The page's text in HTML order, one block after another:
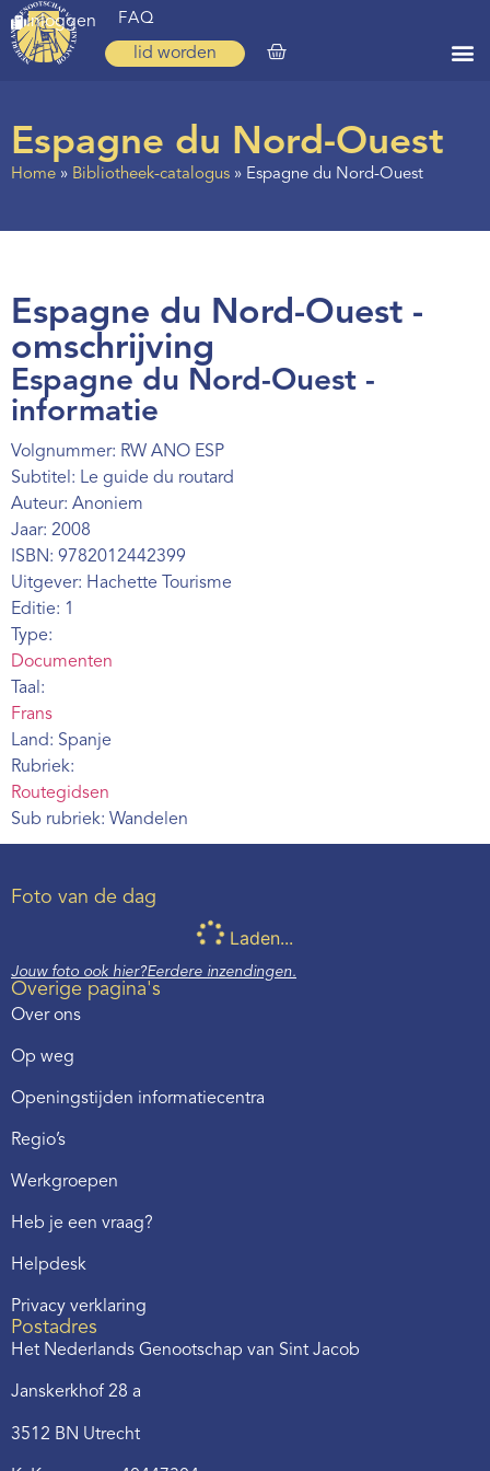
inloggen FAQ
lid worden
Zoeken
Ervaringen
Regio’s
Nieuws
Agenda
Webshop
Contact
Espagne du Nord-Ouest
Home » Bibliotheek-catalogus » Espagne du Nord-Ouest
Espagne du Nord-Ouest -
omschrijving
Espagne du Nord-Ouest -
informatie
Volgnummer: RW ANO ESP
Subtitel: Le guide du routard
Auteur: Anoniem
Jaar: 2008
ISBN: 9782012442399
Uitgever: Hachette Tourisme
Editie: 1
Type:
Documenten
Taal:
Frans
Land: Spanje
Rubriek:
Routegidsen
Sub rubriek: Wandelen
Foto van de dag
Laden...
Jouw foto ook hier?Eerdere inzendingen.
Overige pagina's
Over ons
Op weg
Openingstijden informatiecentra
Regio’s
Werkgroepen
Heb je een vraag?
Helpdesk
Privacy verklaring
Postadres
Het Nederlands Genootschap van Sint Jacob
Janskerkhof 28 a
3512 BN Utrecht